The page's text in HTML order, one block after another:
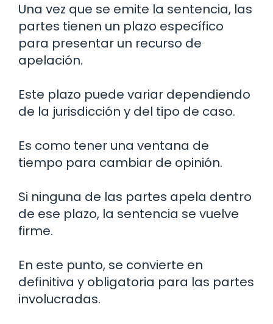
Una vez que se emite la sentencia, las
partes tienen un plazo específico
para presentar un recurso de
apelación.
Este plazo puede variar dependiendo
de la jurisdicción y del tipo de caso.
Es como tener una ventana de
tiempo para cambiar de opinión.
Si ninguna de las partes apela dentro
de ese plazo, la sentencia se vuelve
firme.
En este punto, se convierte en
definitiva y obligatoria para las partes
involucradas.